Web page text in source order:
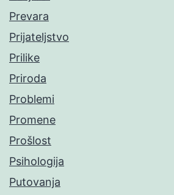
Prevara
Prijateljstvo
Prilike
Priroda
Problemi
Promene
Prošlost
Psihologija
Putovanja